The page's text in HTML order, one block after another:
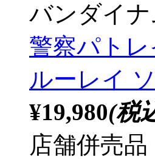
バンダイ
警察パトレ
ルーレイ
¥19,980(税
店舗併売品